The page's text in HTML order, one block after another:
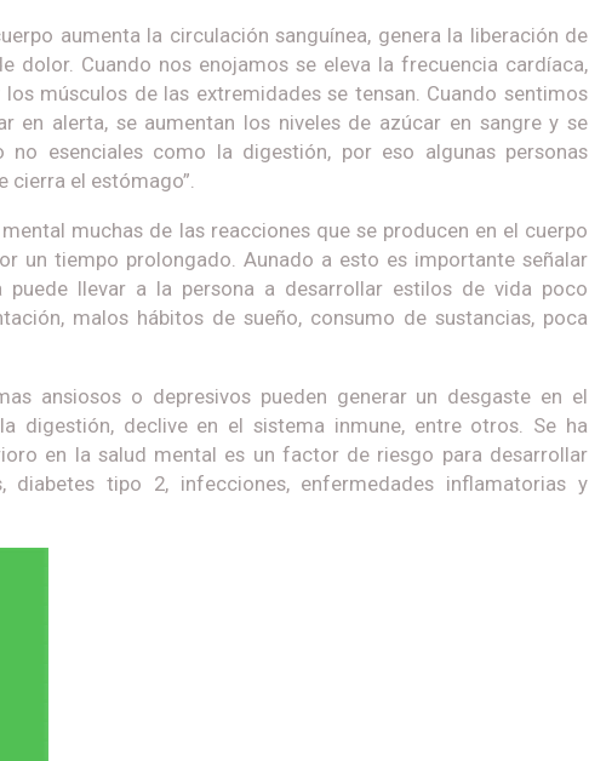
aumenta la circulación sanguínea, genera la liberación de
dolor. Cuando nos enojamos se eleva la frecuencia cardíaca,
músculos de las extremidades se tensan. Cuando sentimos
en alerta, se aumentan los niveles de azúcar en sangre y se
no esenciales como la digestión, por eso algunas personas
cierra el estómago”.
muchas de las reacciones que se producen en el cuerpo
un tiempo prolongado. Aunado a esto es importante señalar
puede llevar a la persona a desarrollar estilos de vida poco
malos hábitos de sueño, consumo de sustancias, poca
ansiosos o depresivos pueden generar un desgaste en el
digestión, declive en el sistema inmune, entre otros. Se ha
en la salud mental es un factor de riesgo para desarrollar
diabetes tipo 2, infecciones, enfermedades inflamatorias y